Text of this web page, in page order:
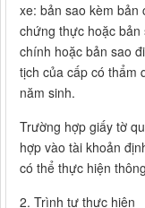
xe: bản sao kèm bản
chứng thực hoặc
chính hoặc bản sao
tịch của cấp có thẩm
năm sinh.
Trường hợp giấy tờ
hợp vào tài khoản
có thể thực hiện
2. Trình tự thực hiện